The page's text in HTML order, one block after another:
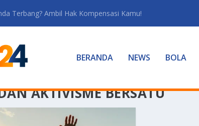
Terbang? Ambil Hak Kompensasi Kamu!
BERANDA NEWS BOLA
AKTIVISME BERSATU